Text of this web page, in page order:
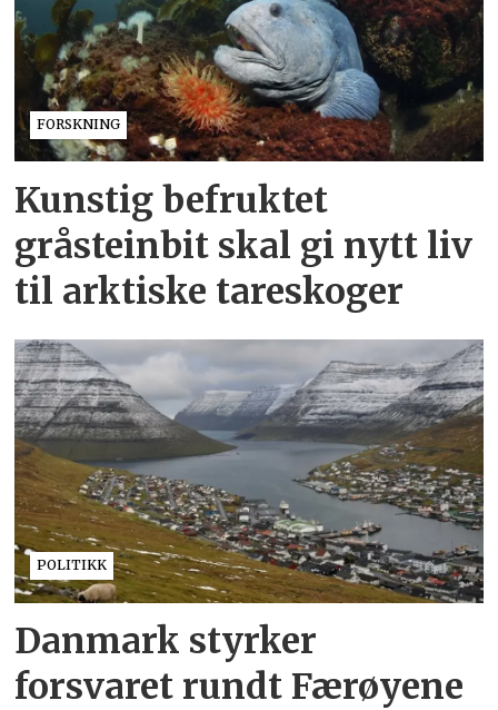
FORSKNING
Kunstig befruktet
gråsteinbit skal gi nytt liv
til arktiske tareskoger
POLITIKK
Danmark styrker
forsvaret rundt Færøyene